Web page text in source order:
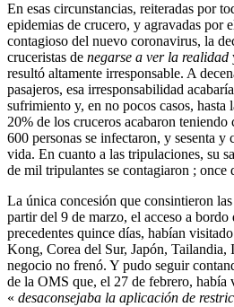
En esas circunstancias, reiteradas por
epidemias de crucero, y agravadas por
contagioso del nuevo coronavirus, la
cruceristas de negarse a ver la realidad
resultó altamente irresponsable. A
pasajeros, esa irresponsabilidad
sufrimiento y, en no pocos casos, hasta
20% de los cruceros acabaron
600 personas se infectaron, y sesenta y
vida. En cuanto a las tripulaciones, su
de mil tripulantes se contagiaron ; once
La única concesión que consintieron
partir del 9 de marzo, el acceso a bordo
precedentes quince días, habían
Kong, Corea del Sur, Japón, Tailandia,
negocio no frenó. Y pudo seguir
de la OMS que, el 27 de febrero, había
« desaconsejaba la aplicación de